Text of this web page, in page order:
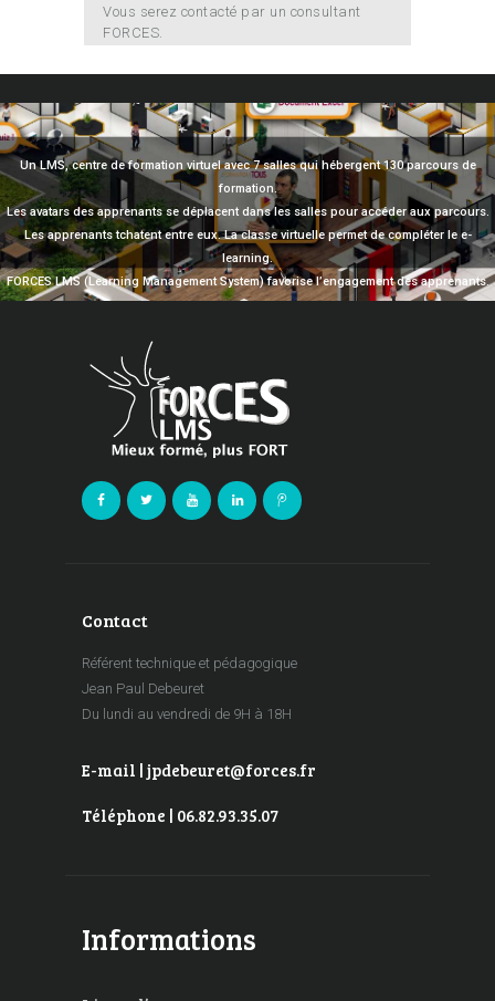
Vous serez contacté par un consultant
FORCES.
Un LMS, centre de formation virtuel avec 7 salles qui hébergent 130 parcours de
formation.
Les avatars des apprenants se déplacent dans les salles pour accéder aux parcours.
Les apprenants tchatent entre eux. La classe virtuelle permet de compléter le e-
learning.
FORCES LMS (Learning Management System) favorise l’engagement des apprenants.
Contact
Référent technique et pédagogique
Jean Paul Debeuret
Du lundi au vendredi de 9H à 18H
E-mail | jpdebeuret@forces.fr
Téléphone | 06.82.93.35.07
Informations